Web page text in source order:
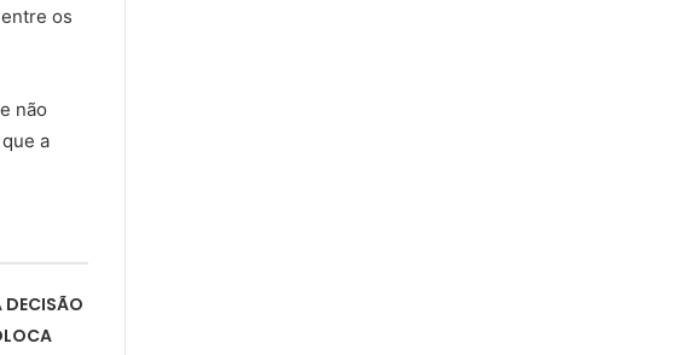
os
não
a
DECISÃO